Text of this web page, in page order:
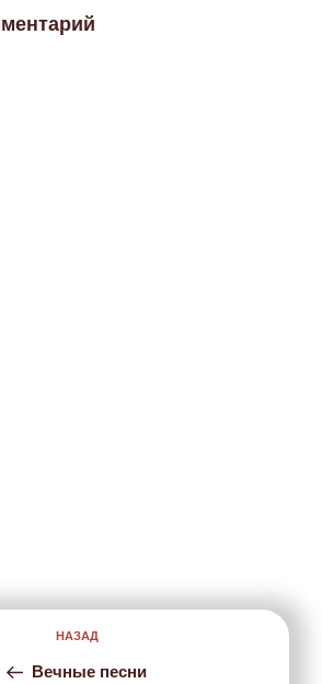
Предыдущая
запись:
НАЗАД
Вечные песни